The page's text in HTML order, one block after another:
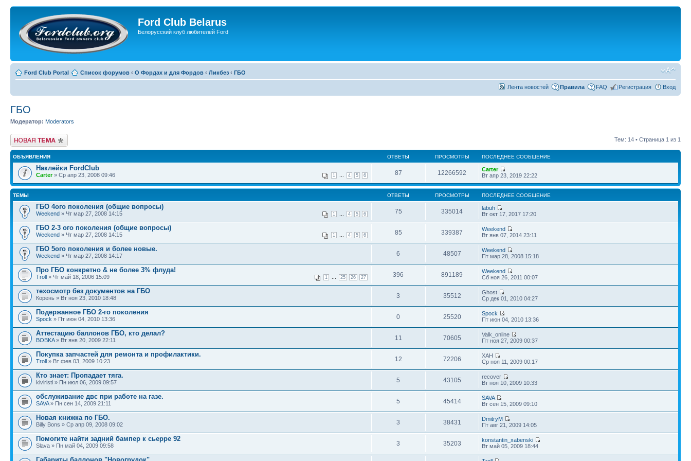
Ford Club Belarus
Белорусский клуб любителей Ford
Ford Club Portal Список форумов ‹ О Фордах и для Фордов ‹ Ликбез ‹ ГБО
Лента новостей Правила FAQ Регистрация Вход
ГБО
Модератор: Moderators
Новая тема Тем: 14 • Страница 1 из 1
ОБЪЯВЛЕНИЯ ОТВЕТЫ ПРОСМОТРЫ ПОСЛЕДНЕЕ СООБЩЕНИЕ
Наклейки FordClub
1 4 5 6
Carter» Ср апр 23, 2008 09:46 87 12266592
Carter
Вт апр 23, 2019 22:22
ТЕМЫ ОТВЕТЫ ПРОСМОТРЫ ПОСЛЕДНЕЕ СООБЩЕНИЕ
ГБО 4ого поколения (общие вопросы)
1 4 5 6
Weekend » Чт мар 27, 2008 14:15 75 335014
labuh
Вт окт 17, 2017 17:20
ГБО 2-3 ого поколения (общие вопросы)
1 4 5 6
Weekend » Чт мар 27, 2008 14:15 85 339387
Weekend
Вт янв 07, 2014 23:11
ГБО 5ого поколения и более новыe.
Weekend » Чт мар 27, 2008 14:17 6 48507
Weekend
Пт мар 28, 2008 15:18
Про ГБО конкретно & не более 3% флуда!
1 25 26 27
Troll » Чт май 18, 2006 15:09 396 891189
Weekend
Сб ноя 26, 2011 00:07
техосмотр без документов на ГБО
Корень » Вт ноя 23, 2010 18:48 3 35512
Ghost
Ср дек 01, 2010 04:27
Подержанное ГБО 2-го поколения
Spock » Пт июн 04, 2010 13:36 0 25520
Spock
Пт июн 04, 2010 13:36
Аттестацию баллонов ГБО, кто делал?
BOBKA» Вт янв 20, 2009 22:11 11 70605
Valk_online
Пт ноя 27, 2009 00:37
Покупка запчастей для ремонта и профилактики.
Troll » Вт фев 03, 2009 10:23 12 72206
XAH
Ср ноя 11, 2009 00:17
Кто знает: Пропадает тяга.
kiviristi » Пн июл 06, 2009 09:57 5 43105
recover
Вт ноя 10, 2009 10:33
обслуживание двс при работе на газе.
SAVA» Пн сен 14, 2009 21:11 5 45414
SAVA
Вт сен 15, 2009 09:10
Новая книжка по ГБО.
Billy Bons » Ср апр 09, 2008 09:02 3 38431
DmitryM
Пт авг 21, 2009 14:05
Помогите найти задний бампер к сьерре 92
Slava » Пн май 04, 2009 09:58 3 35203
konstantin_xabenski
Вт май 05, 2009 18:44
Габариты баллонов "Новогрудок"